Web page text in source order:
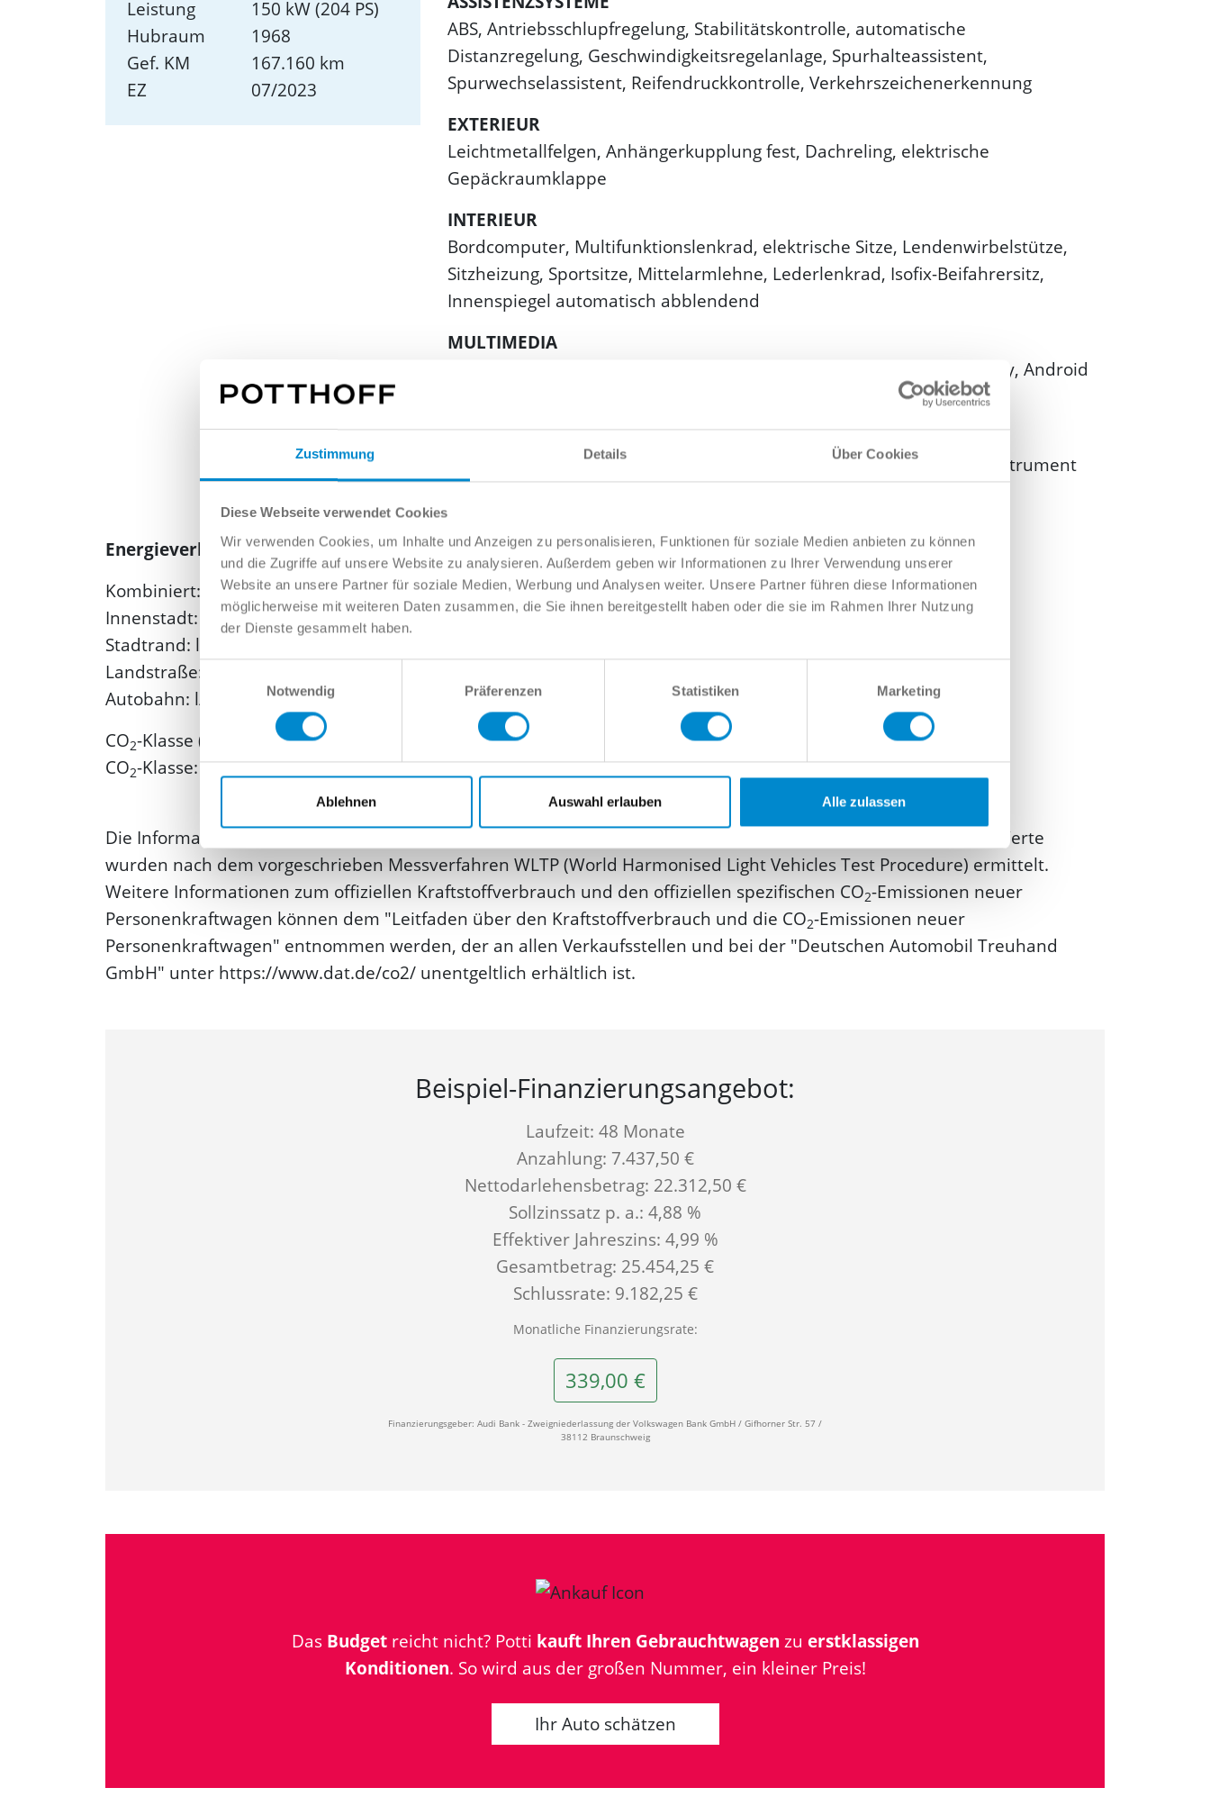
Zustimmung Details Über Cookies
Diese Webseite verwendet Cookies
Wir verwenden Cookies, um Inhalte und Anzeigen zu personalisieren, Funktionen für soziale Medien anbieten zu können
und die Zugriffe auf unsere Website zu analysieren. Außerdem geben wir Informationen zu Ihrer Verwendung unserer
Website an unsere Partner für soziale Medien, Werbung und Analysen weiter. Unsere Partner führen diese Informationen
möglicherweise mit weiteren Daten zusammen, die Sie ihnen bereitgestellt haben oder die sie im Rahmen Ihrer Nutzung
der Dienste gesammelt haben.
Einwilligungsauswahl
Notwendig
Präferenzen Statistiken Marketing
Ablehnen Auswahl erlauben Alle zulassen
Leistung
150 kW (204 PS)
Hubraum
1968
Gef. KM
167.160 km
EZ
07/2023
ABS, Antriebsschlupfregelung, Stabilitätskontrolle, automatische
Distanzregelung, Geschwindigkeitsregelanlage, Spurhalteassistent,
Spurwechselassistent, Reifendruckkontrolle, Verkehrszeichenerkennung
EXTERIEUR
Leichtmetallfelgen, Anhängerkupplung fest, Dachreling, elektrische
Gepäckraumklappe
INTERIEUR
Bordcomputer, Multifunktionslenkrad, elektrische Sitze, Lendenwirbelstütze,
Sitzheizung, Sportsitze, Mittelarmlehne, Lederlenkrad, Isofix-Beifahrersitz,
Innenspiegel automatisch abblendend
MULTIMEDIA
Navigationssystem, Radio, Freisprecheinrichtung, Digitalradio, CarPlay, Android
HIGHLIGHTS
Soundsystem, Anhängerkupplung schwenkbar, Volldigitales Kombiinstrument
Energieverbrauch und Emissionen
Kombiniert: l/100km
Innenstadt: l/100km
Stadtrand: l/100km
Landstraße: l/100km
Autobahn: l/100km
CO2-Klasse (gewichtet, kombiniert): g/km
CO2-Klasse:
Die Informationen erfolgen gemäß der Pkw-Energie­verbrauchs­kennzeichnungs­verordnung. Die angegebenen Werte
wurden nach dem vorgeschrieben Messverfahren WLTP (World Harmonised Light Vehicles Test Procedure) ermittelt.
Weitere Informationen zum offiziellen Kraftstoffverbrauch und den offiziellen spezifischen CO2-Emissionen neuer
Personenkraftwagen können dem "Leitfaden über den Kraftstoffverbrauch und die CO2-Emissionen neuer
Personenkraftwagen" entnommen werden, der an allen Verkaufsstellen und bei der "Deutschen Automobil Treuhand
GmbH" unter https://www.dat.de/co2/ unentgeltlich erhältlich ist.
Beispiel-Finanzierungs­angebot:
Laufzeit: 48 Monate
Anzahlung: 7.437,50 €
Nettodarlehensbetrag: 22.312,50 €
Sollzinssatz p. a.: 4,88 %
Effektiver Jahreszins: 4,99 %
Gesamtbetrag: 25.454,25 €
Schlussrate: 9.182,25 €
Monatliche Finanzierungsrate:
339,00 €
Finanzierungsgeber: Audi Bank - Zweigniederlassung der Volkswagen Bank GmbH / Gifhorner Str. 57 /
38112 Braunschweig
Das Budgetreicht nicht? Potti kauft Ihren Gebrauchtwagen zu erstklassigen
Konditionen. So wird aus der großen Nummer, ein kleiner Preis!
Ihr Auto schätzen